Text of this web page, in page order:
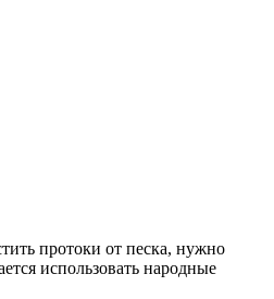
протоки от песка, нужно
использовать народные